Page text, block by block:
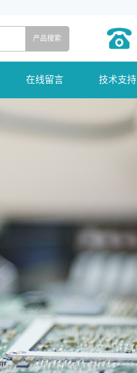
在线留言 技术支持